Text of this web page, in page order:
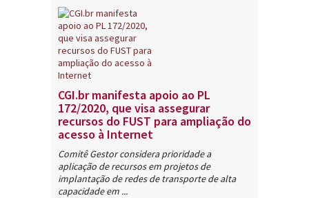
CGI.br manifesta apoio ao PL
172/2020, que visa assegurar
recursos do FUST para ampliação do
acesso à Internet
Comitê Gestor considera prioridade a
aplicação de recursos em projetos de
implantação de redes de transporte de alta
capacidade em ...